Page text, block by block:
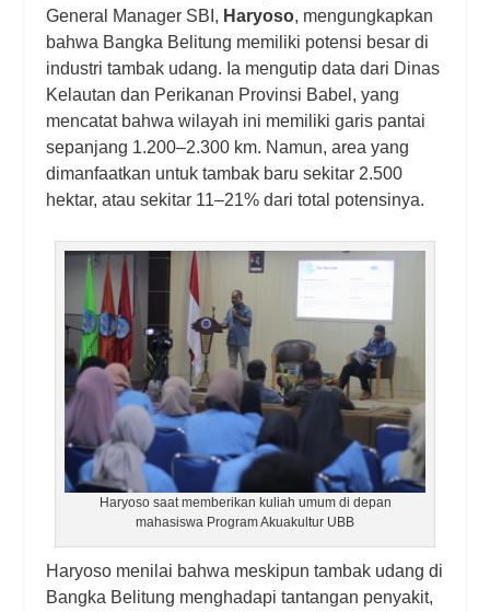
General Manager SBI, Haryoso, mengungkapkan
bahwa Bangka Belitung memiliki potensi besar di
industri tambak udang. Ia mengutip data dari Dinas
Kelautan dan Perikanan Provinsi Babel, yang
mencatat bahwa wilayah ini memiliki garis pantai
sepanjang 1.200–2.300 km. Namun, area yang
dimanfaatkan untuk tambak baru sekitar 2.500
hektar, atau sekitar 11–21% dari total potensinya.
Haryoso saat memberikan kuliah umum di depan
mahasiswa Program Akuakultur UBB
Haryoso menilai bahwa meskipun tambak udang di
Bangka Belitung menghadapi tantangan penyakit,